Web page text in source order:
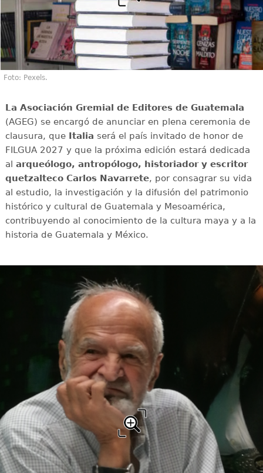
Foto: Pexels.
La Asociación Gremial de Editores de Guatemala
(AGEG) se encargó de anunciar en plena ceremonia de
clausura, queItalia será el país invitado de honor de
FILGUA 2027 y que la próxima edición estará dedicada
al arqueólogo, antropólogo, historiador y escritor
quetzalteco Carlos Navarrete, por consagrar su vida
al estudio, la investigación y la difusión del patrimonio
histórico y cultural de Guatemala y Mesoamérica,
contribuyendo al conocimiento de la cultura maya y a la
historia de Guatemala y México.